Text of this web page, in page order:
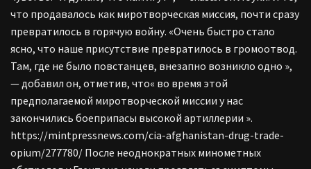
что продавалось как миротворческая миссия, почти сразу
превратилось в горячую войну. «Очень быстро стало
ясно, что наше присутствие превратилось в громоотвод.
Там, где не было повстанцев, внезапно возникло одно »,
— добавил он, отметив, что« во время этой
предполагаемой миротворческой миссии у нас
закончились боеприпасы высокой артиллерии ».
https://mintpressnews.com/cia-afghanistan-drug-trade-
opium/277780/ После неоднократных минометных